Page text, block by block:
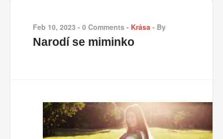
Feb 10, 2023 - 0 Comments - Krása - By
Narodí se miminko